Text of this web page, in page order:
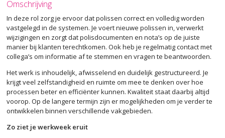
Omschrijving
In deze rol zorg je ervoor dat polissen correct en volledig worden
vastgelegd in de systemen. Je voert nieuwe polissen in, verwerkt
wijzigingen en zorgt dat polisdocumenten en nota’s op de juiste
manier bij klanten terechtkomen. Ook heb je regelmatig contact met
collega’s om informatie af te stemmen en vragen te beantwoorden.
Het werk is inhoudelijk, afwisselend en duidelijk gestructureerd. Je
krijgt veel zelfstandigheid en ruimte om mee te denken over hoe
processen beter en efficiënter kunnen. Kwaliteit staat daarbij altijd
voorop. Op de langere termijn zijn er mogelijkheden om je verder te
ontwikkelen binnen verschillende vakgebieden.
Zo ziet je werkweek eruit